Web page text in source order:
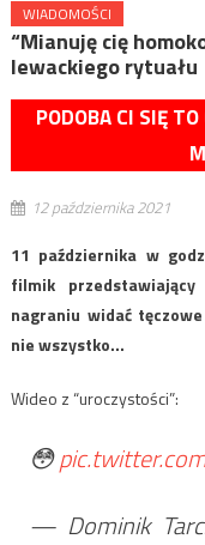
WIADOMOŚCI
“Mianuję cię
lewackiego rytuału
PODOBA CI SIĘ
12 października 2021
11 października w
filmik przedstawiający
nagraniu widać
nie wszystko…
Wideo z “uroczystości”:
😳
— Dominik